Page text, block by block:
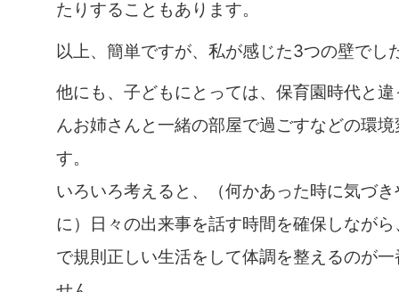
たりすることもあります。
以上、簡単ですが、私が感じた3つの壁でし
他にも、子どもにとっては、保育園時代と
んお姉さんと一緒の部屋で過ごすなどの環
す。
いろいろ考えると、（何かあった時に気づ
に）日々の出来事を話す時間を確保しなが
で規則正しい生活をして体調を整えるのが